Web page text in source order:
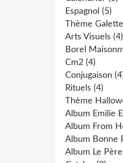
Espagnol (5)
Thème Galette
Arts Visuels (4)
Borel
Cm2 (4)
Conjugaison
Rituels (4)
Thème
Album Emilie
Album From
Album Bonne
Album Le